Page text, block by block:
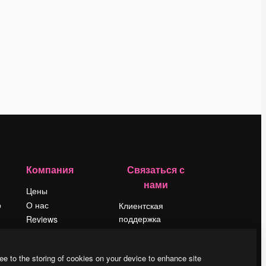
Компания
Цены
О нас
Reviews
Блог
Связаться с
нами
Клиентская
поддержка
LinkedIn
to the storing of cookies on your device to enhance site